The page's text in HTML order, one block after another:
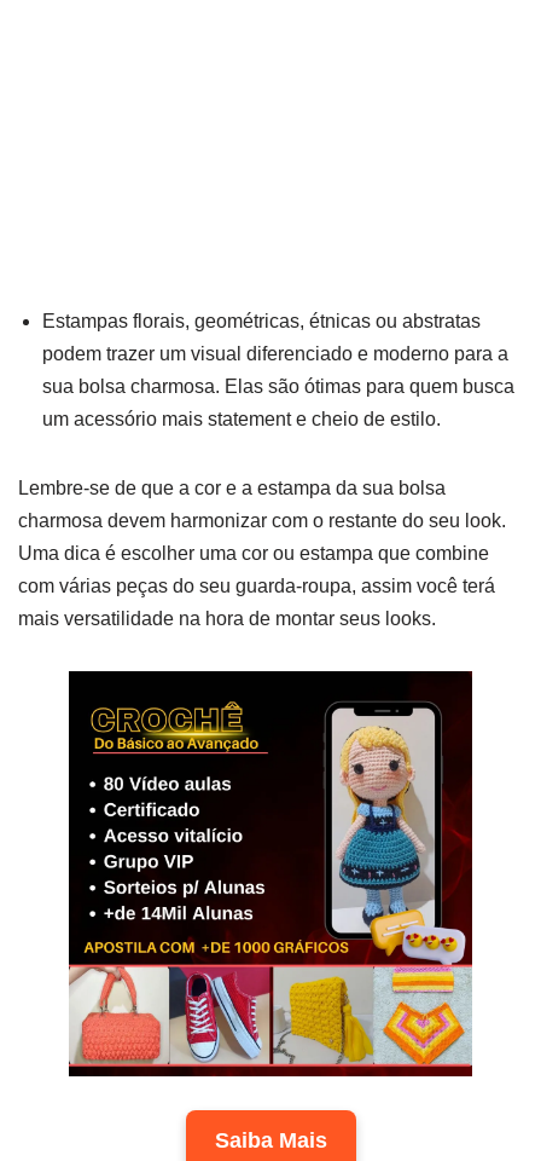
Estampas florais, geométricas, étnicas ou abstratas
podem trazer um visual diferenciado e moderno para a
sua bolsa charmosa. Elas são ótimas para quem busca
um acessório mais statement e cheio de estilo.
Lembre-se de que a cor e a estampa da sua bolsa
charmosa devem harmonizar com o restante do seu look.
Uma dica é escolher uma cor ou estampa que combine
com várias peças do seu guarda-roupa, assim você terá
mais versatilidade na hora de montar seus looks.
Saiba Mais